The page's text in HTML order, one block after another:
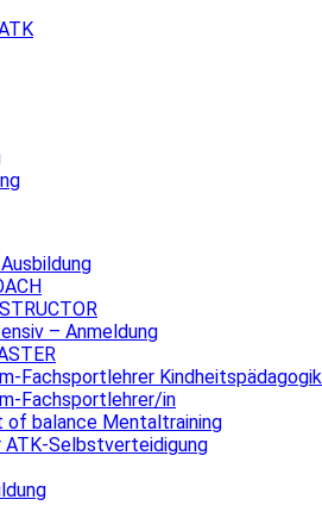
– Anmeldung
Fachsportlehrer Kindheitspädagogik
Fachsportlehrer/in
of balance Mentaltraining
ATK-Selbstverteidigung